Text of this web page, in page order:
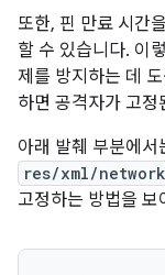
또한, 핀 만료 시간
할 수 있습니다. 이
제를 방지하는 데
하면 공격자가 고
아래 발췌 부분에서
res/xml/
고정하는 방법을 보